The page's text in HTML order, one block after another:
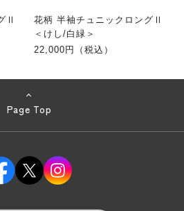
Ⅱ
花柄 半袖チュニックロングⅡ
＜けし/白緑＞
22,000円（税込）
Page Top